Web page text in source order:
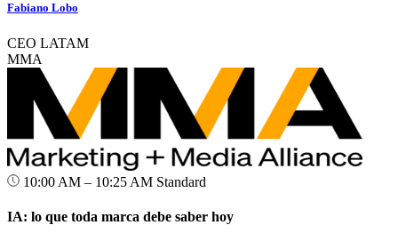
Fabiano Lobo
CEO LATAM
MMA
10:00 AM – 10:25 AM Standard
IA: lo que toda marca debe saber hoy